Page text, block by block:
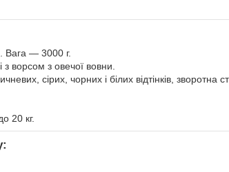
Вага — 3000 г.
з ворсом з овечої вовни.
сірих, чорних і білих відтінків,
20 кг.